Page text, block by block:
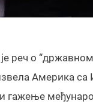
реч о
Америка
гажење